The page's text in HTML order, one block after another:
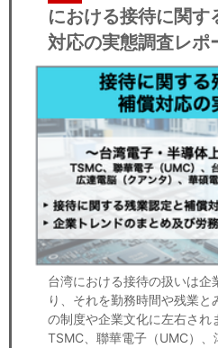
における接待に関す
対応の実態調査レポ
台湾における接待の扱いは企
り、それを勤務時間や残業
の制度や企業文化に左右され
TSMC、聯華電子（UMC）